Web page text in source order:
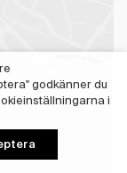
godkänner du
i